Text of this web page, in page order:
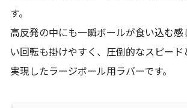
す。
高反発の中にも一瞬ボールが食い込む感
い回転も掛けやすく、圧倒的なスピード
実現したラージボール用ラバーです。